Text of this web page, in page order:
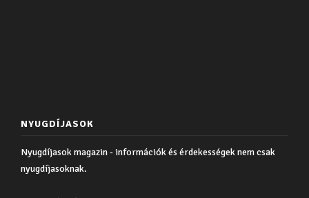
NYUGDÍJASOK
Nyugdíjasok magazin - információk és érdekességek nem csak
nyugdíjasoknak.